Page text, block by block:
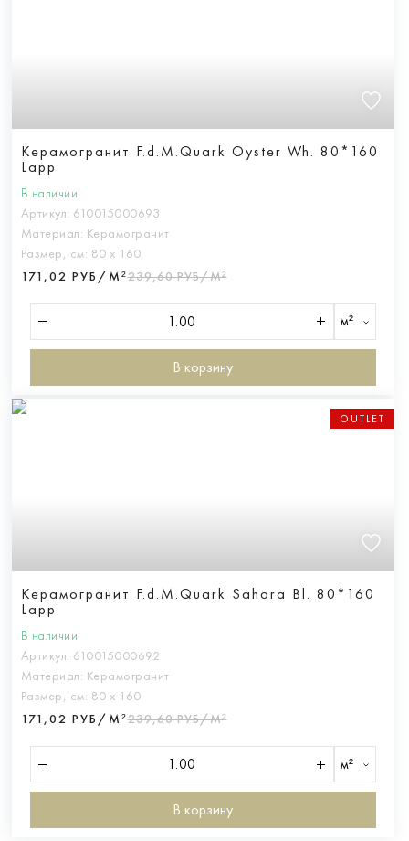
Керамогранит F.d.M.Quark Oyster Wh. 80*160
Lapp
В наличии
Артикул: 610015000693
Материал: Керамогранит
Размер, см: 80 х 160
171,02 РУБ/М²239,60 РУБ/М²
м²
В корзину
OUTLET
Керамогранит F.d.M.Quark Sahara Bl. 80*160
Lapp
В наличии
Артикул: 610015000692
Материал: Керамогранит
Размер, см: 80 х 160
171,02 РУБ/М²239,60 РУБ/М²
м²
В корзину